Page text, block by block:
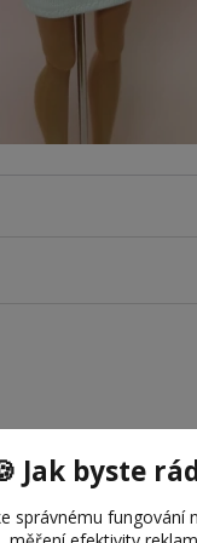
s
mola. Tyto
Jak byste
správnému